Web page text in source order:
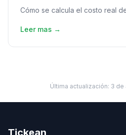
Cómo se calcula el costo real
Leer mas →
Última actualización: 3 de
Tickean